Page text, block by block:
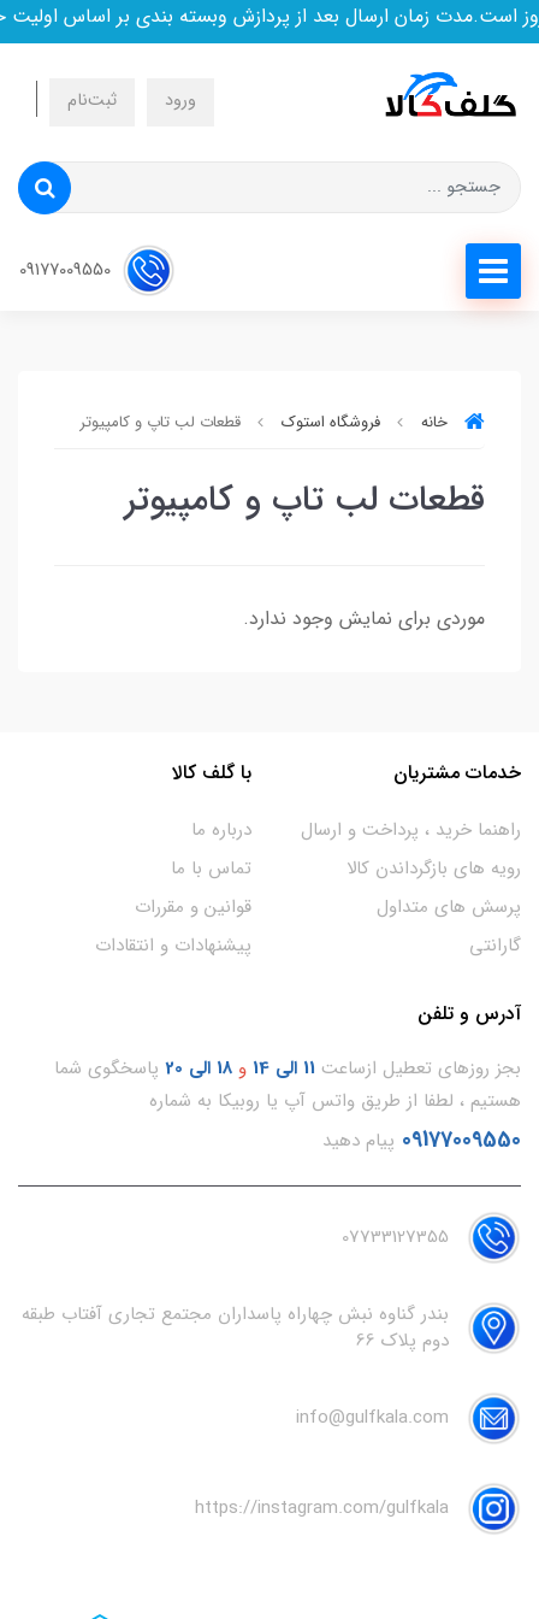
است.مدت زمان ارسال بعد از پردازش وبسته بندی بر اساس اولیت
ورود ثبت‌نام
خانه فروشگاه استوک قطعات لب تاپ و کامپیوتر
قطعات لب تاپ و کامپیوتر
موردی برای نمایش وجود ندارد.
خدمات مشتریان
راهنما خرید ، پرداخت و ارسال
رویه های بازگرداندن کالا
پرسش های متداول
گارانتی
با گلف کالا
درباره ما
تماس با ما
قوانین و مقررات
پیشنهادات و انتقادات
آدرس و تلفن
بجز روزهای تعطیل ازساعت 11 الی 14 و 18 الی 20
پاسخگوی شما
هستیم ، لطفا از طریق واتس آپ یا روبیکا به شماره
09177009550 پیام دهید
07733127355
بندر گناوه نبش چهاراه پاسداران مجتمع تجاری آفتاب طبقه
دوم پلاک 66
info@gulfkala.com
https://instagram.com/gulfkala